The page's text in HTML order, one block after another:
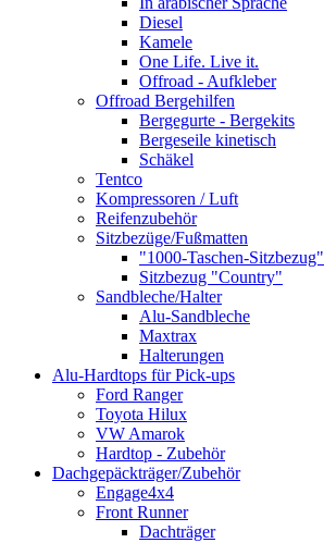
Diesel
Kamele
One Life. Live it.
Offroad - Aufkleber
Offroad Bergehilfen
Bergegurte - Bergekits
Bergeseile kinetisch
Schäkel
Tentco
Kompressoren / Luft
Reifenzubehör
Sitzbezüge/Fußmatten
"1000-Taschen-Sitzbezug"
Sitzbezug "Country"
Sandbleche/Halter
Alu-Sandbleche
Maxtrax
Halterungen
Alu-Hardtops für Pick-ups
Ford Ranger
Toyota Hilux
VW Amarok
Hardtop - Zubehör
Dachgepäckträger/Zubehör
Engage4x4
Front Runner
Dachträger